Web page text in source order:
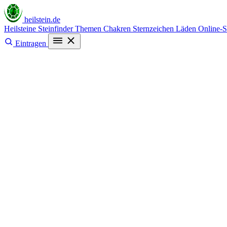
heilstein.de
Heilsteine SteinfinderThemen Chakren Sternzeichen Läden Online-
Eintragen